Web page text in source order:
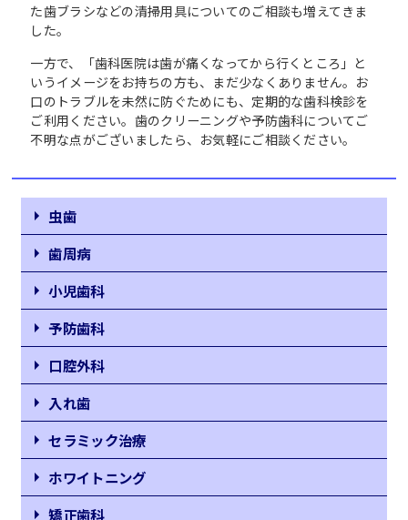
た歯ブラシなどの清掃用具についてのご相談も増えてきま
した。
一方で、「歯科医院は歯が痛くなってから行くところ」と
いうイメージをお持ちの方も、まだ少なくありません。お
口のトラブルを未然に防ぐためにも、定期的な歯科検診を
ご利用ください。歯のクリーニングや予防歯科についてご
不明な点がございましたら、お気軽にご相談ください。
虫歯
歯周病
小児歯科
予防歯科
口腔外科
入れ歯
セラミック治療
ホワイトニング
矯正歯科